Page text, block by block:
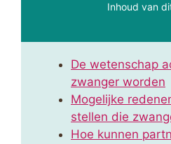
Inhoud van
De wetenschap
zwanger worden
Mogelijke
stellen die
Hoe kunnen